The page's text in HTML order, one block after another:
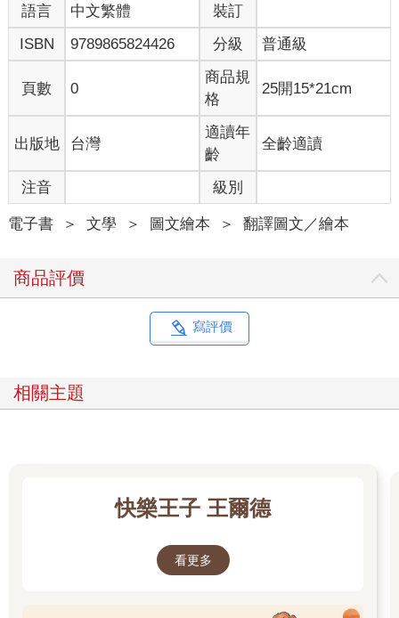
語言 中文繁體
裝訂
ISBN
9789865824426 分級 普通級
頁數 0
商品規
格
25開15*21cm
出版地 台灣
適讀年
齡
全齡適讀
注音 級別
電子書 ＞ 文學 ＞ 圖文繪本 ＞ 翻譯圖文／繪本
商品評價
寫評價
相關主題
快樂王子 王爾德
看更多